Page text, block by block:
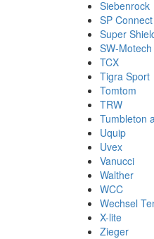
Siebenrock
SP Connect
Super
SW-Motech
TCX
Tigra Sport
Tomtom
TRW
Tumbleton
Uquip
Uvex
Vanucci
Walther
WCC
Wechsel
X-lite
Zieger